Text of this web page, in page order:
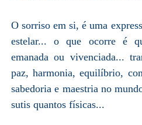
O sorriso em si, é uma
estelar... o que ocorre é
emanada ou vivenciada...
paz, harmonia, equilíbrio,
sabedoria e maestria no
sutis quantos físicas...